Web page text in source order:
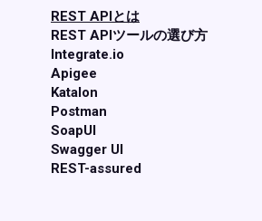
REST APIとは
REST APIツールの選び方
Integrate.io
Apigee
Katalon
Postman
SoapUI
Swagger UI
REST-assured